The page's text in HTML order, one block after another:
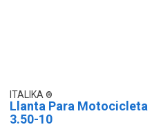
ITALIKA
Llanta Para Motocicleta
3.50-10